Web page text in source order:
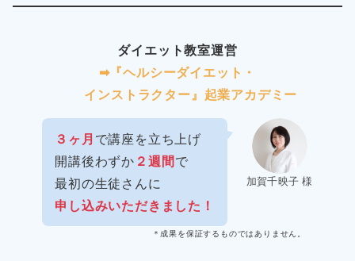
ダイエット教室運営
➡︎『ヘルシーダイエット・
インストラクター』起業アカデミー
加賀千映子 様
３ヶ月 で講座を立ち上げ
開講後わずか ２週間で
最初の生徒さんに
申し込みいただきました！
＊成果を保証するものではありません。